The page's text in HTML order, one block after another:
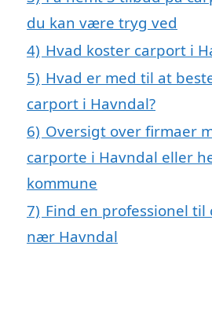
du kan være tryg ved
4) Hvad koster carport i
5) Hvad er med til at
carport i Havndal?
6) Oversigt over firmaer
carporte i Havndal eller
kommune
7) Find en professionel
nær Havndal